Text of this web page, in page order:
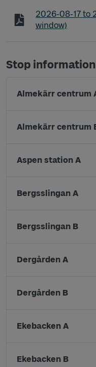
Timetable line
2026-08-17 to
window)
Stop information
Almekärr centrum
Almekärr centrum
Aspen station A
Bergsslingan A
Bergsslingan B
Dergården A
Dergården B
Ekebacken A
Ekebacken B